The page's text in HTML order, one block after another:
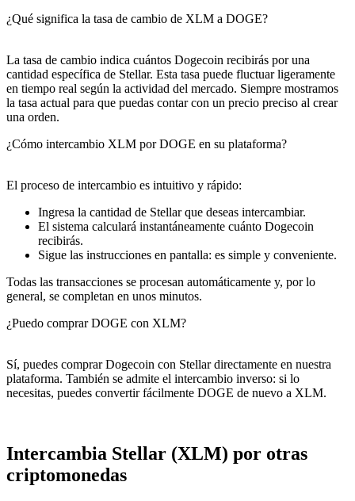
¿Qué significa la tasa de cambio de XLM a DOGE?
La tasa de cambio indica cuántos Dogecoin recibirás por una
cantidad específica de Stellar. Esta tasa puede fluctuar ligeramente
en tiempo real según la actividad del mercado. Siempre mostramos
la tasa actual para que puedas contar con un precio preciso al crear
una orden.
¿Cómo intercambio XLM por DOGE en su plataforma?
El proceso de intercambio es intuitivo y rápido:
Ingresa la cantidad de Stellar que deseas intercambiar.
El sistema calculará instantáneamente cuánto Dogecoin
recibirás.
Sigue las instrucciones en pantalla: es simple y conveniente.
Todas las transacciones se procesan automáticamente y, por lo
general, se completan en unos minutos.
¿Puedo comprar DOGE con XLM?
Sí, puedes comprar Dogecoin con Stellar directamente en nuestra
plataforma. También se admite el intercambio inverso: si lo
necesitas, puedes convertir fácilmente DOGE de nuevo a XLM.
Intercambia Stellar (XLM) por otras
criptomonedas